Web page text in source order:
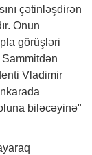
çətinləşdirən
Onun
görüşləri
Sammitdən
Vladimir
biləcəyinə"